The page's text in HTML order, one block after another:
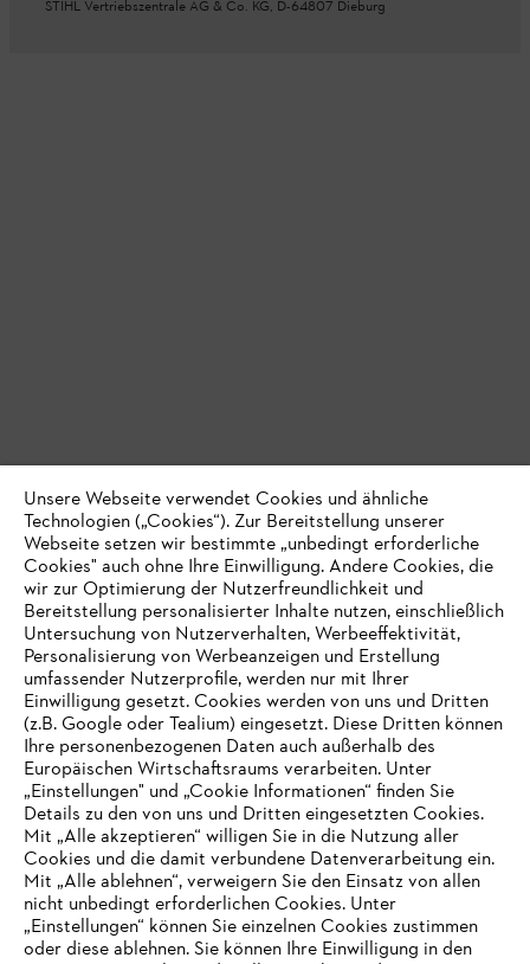
STIHL Vertriebszentrale AG & Co. KG, D-64807 Dieburg
IHR BROWSER WIRD NICHT
UNTERSTÜTZT
Unsere Webseite verwendet Cookies und ähnliche
Technologien („Cookies“). Zur Bereitstellung unserer
Webseite setzen wir bestimmte „unbedingt erforderliche
Cookies" auch ohne Ihre Einwilligung. Andere Cookies, die
wir zur Optimierung der Nutzerfreundlichkeit und
Bereitstellung personalisierter Inhalte nutzen, einschließlich
Untersuchung von Nutzerverhalten, Werbeeffektivität,
Personalisierung von Werbeanzeigen und Erstellung
umfassender Nutzerprofile, werden nur mit Ihrer
Einwilligung gesetzt. Cookies werden von uns und Dritten
(z.B. Google oder Tealium) eingesetzt. Diese Dritten können
Ihre personenbezogenen Daten auch außerhalb des
Europäischen Wirtschaftsraums verarbeiten. Unter
„Einstellungen" und „Cookie Informationen“ finden Sie
Details zu den von uns und Dritten eingesetzten Cookies.
Mit „Alle akzeptieren“ willigen Sie in die Nutzung aller
Cookies und die damit verbundene Datenverarbeitung ein.
Mit „Alle ablehnen“, verweigern Sie den Einsatz von allen
nicht unbedingt erforderlichen Cookies. Unter
„Einstellungen“ können Sie einzelnen Cookies zustimmen
oder diese ablehnen. Sie können Ihre Einwilligung in den